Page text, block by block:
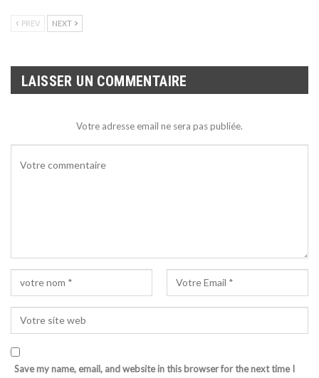
PREV NEXT
LAISSER UN COMMENTAIRE
Votre adresse email ne sera pas publiée.
Save my name, email, and website in this browser for the next time I